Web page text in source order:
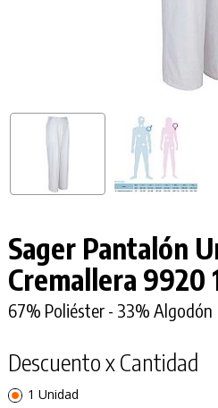
Sager Pantalón
Cremallera 9920
67% Poliéster - 33% Algodón
Descuento x Cantidad
1 Unidad